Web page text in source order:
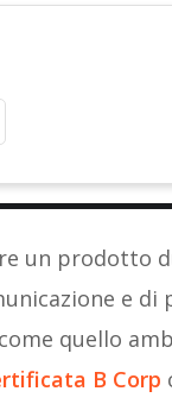
un prodotto
e di
quello
B Corp